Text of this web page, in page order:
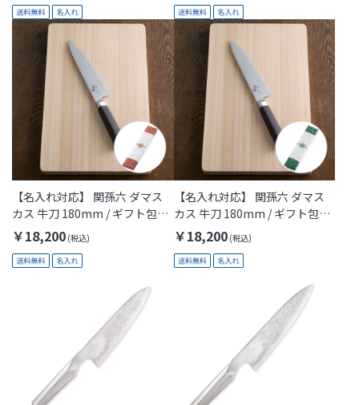
【名入れ対応】 関孫六 ダマス
カス 牛刀 180mm / ギフト包装
付き(Thanks Mom)
￥18,200
【名入れ対応】 関孫六 ダマス
カス 牛刀 180mm / ギフト包装
付き(Thanks Dad)
￥18,200